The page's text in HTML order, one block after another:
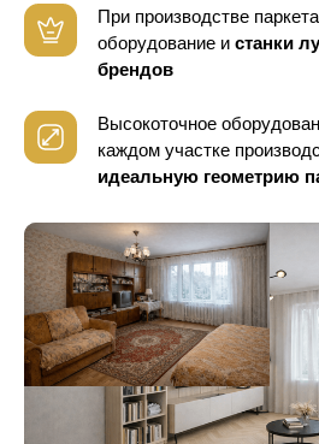
При производстве
оборудование и станки
брендов
Высокоточное
каждом участке
идеальную геометрию